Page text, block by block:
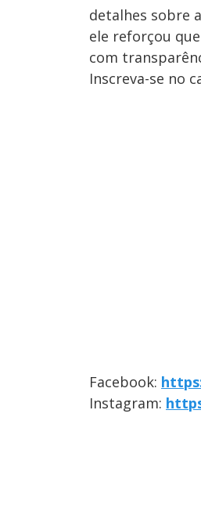
detalhes sobre
ele reforçou
com
Inscreva-se no
Facebook:
Instagram: